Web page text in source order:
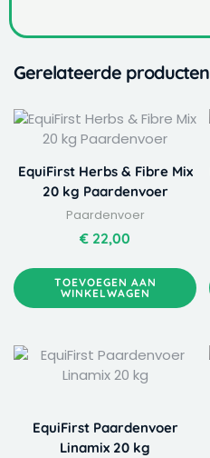
Gerelateerde producten
EquiFirst Herbs & Fibre Mix
20 kg Paardenvoer
Paardenvoer
€ 22,00
TOEVOEGEN AAN
WINKELWAGEN
EquiFirst Paardenvoer
Linamix 20 kg